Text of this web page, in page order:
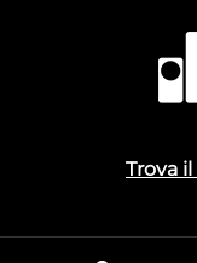
Trova il